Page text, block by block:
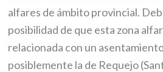
alfares de ámbito provincial.
posibilidad de que esta zona
relacionada con un
posiblemente la de Requejo